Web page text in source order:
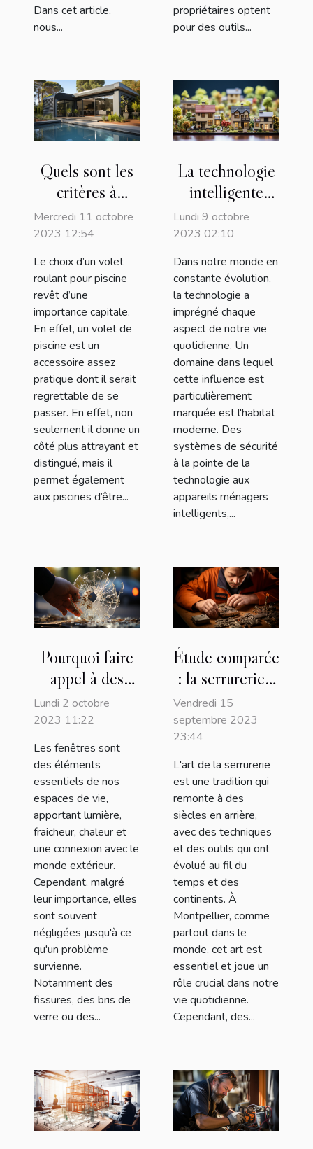
Dans cet article,
nous...
propriétaires optent
pour des outils...
Quels sont les
critères à
prendre en
compte lors du
choix d’un volet
roulant pour
piscine ?
Mercredi 11 octobre
2023 12:54
Le choix d’un volet
roulant pour piscine
revêt d’une
importance capitale.
En effet, un volet de
piscine est un
accessoire assez
pratique dont il serait
regrettable de se
passer. En effet, non
seulement il donne un
côté plus attrayant et
distingué, mais il
permet également
aux piscines d’être...
La technologie
intelligente
appliquée à
l'habitat
moderne
Lundi 9 octobre
2023 02:10
Dans notre monde en
constante évolution,
la technologie a
imprégné chaque
aspect de notre vie
quotidienne. Un
domaine dans lequel
cette influence est
particulièrement
marquée est l'habitat
moderne. Des
systèmes de sécurité
à la pointe de la
technologie aux
appareils ménagers
intelligents,...
Pourquoi faire
appel à des
professionnels
de la réparation
de vitres de
fenêtres ?
Lundi 2 octobre
2023 11:22
Les fenêtres sont
des éléments
essentiels de nos
espaces de vie,
apportant lumière,
fraicheur, chaleur et
une connexion avec le
monde extérieur.
Cependant, malgré
leur importance, elles
sont souvent
négligées jusqu'à ce
qu'un problème
survienne.
Notamment des
fissures, des bris de
verre ou des...
Étude comparée
: la serrurerie à
Montpellier et
dans le monde
Vendredi 15
septembre 2023
23:44
L'art de la serrurerie
est une tradition qui
remonte à des
siècles en arrière,
avec des techniques
et des outils qui ont
évolué au fil du
temps et des
continents. À
Montpellier, comme
partout dans le
monde, cet art est
essentiel et joue un
rôle crucial dans notre
vie quotidienne.
Cependant, des...